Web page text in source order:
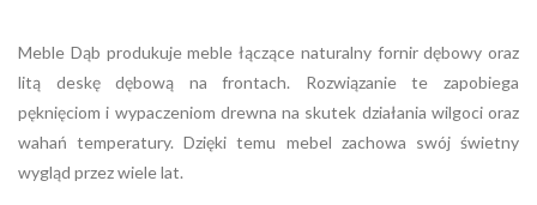
Meble Dąb produkuje meble łączące naturalny fornir dębowy oraz
litą deskę dębową na frontach. Rozwiązanie te zapobiega
pęknięciom i wypaczeniom drewna na skutek działania wilgoci oraz
wahań temperatury. Dzięki temu mebel zachowa swój świetny
wygląd przez wiele lat.